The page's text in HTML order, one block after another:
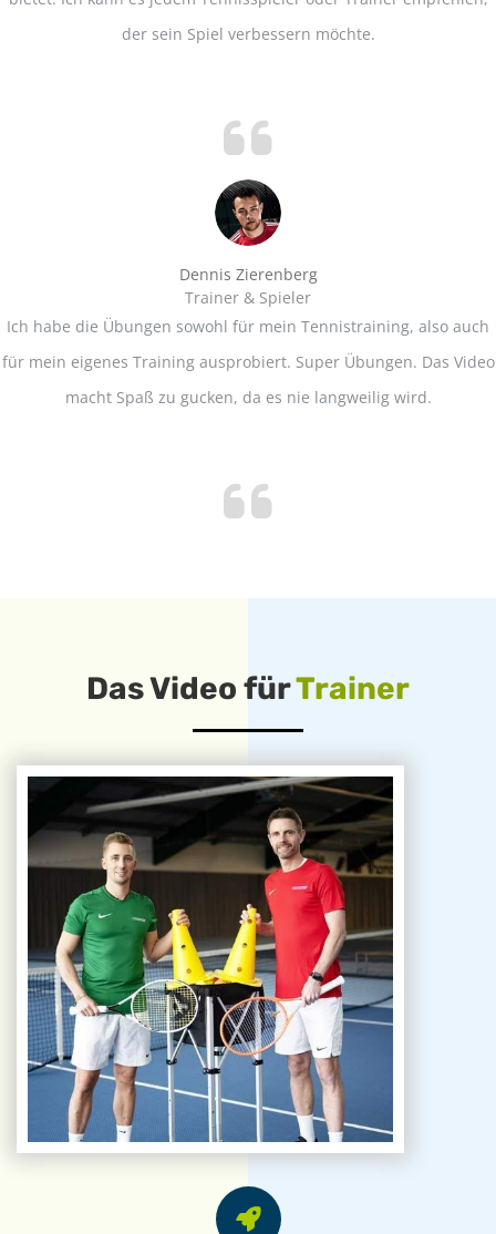
der sein Spiel verbessern möchte.
Dennis Zierenberg
Trainer & Spieler
Ich habe die Übungen sowohl für mein Tennistraining, also auch
für mein eigenes Training ausprobiert. Super Übungen. Das Video
macht Spaß zu gucken, da es nie langweilig wird.
Das Video fürTrainer